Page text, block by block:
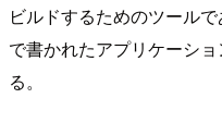
ビルドするためのツール
で書かれたアプリケーシ
る。